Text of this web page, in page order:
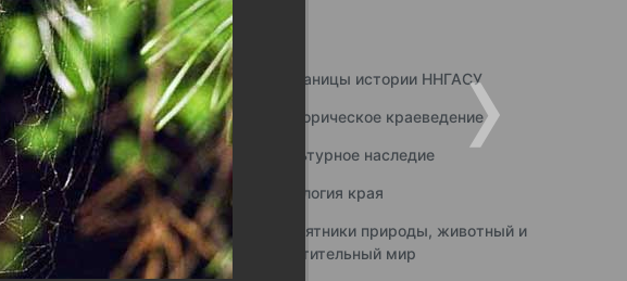
Страницы истории ННГАСУ
Историческое краеведение
Культурное наследие
Экология края
Памятники природы, животный и
растительный мир